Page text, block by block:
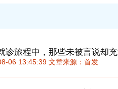
06 13:45:39 文章来源：首发